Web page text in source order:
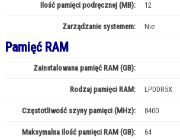
Ilość pamięci podręcznej (MB): 12
Zarządzanie systemem: Nie
Pamięć RAM
Zainstalowana pamięć RAM (GB):
Rodzaj pamięci RAM: LPDDR5X
Częstotliwość szyny pamięci (MHz): 8400
Maksymalna ilość pamięci RAM (GB): 64